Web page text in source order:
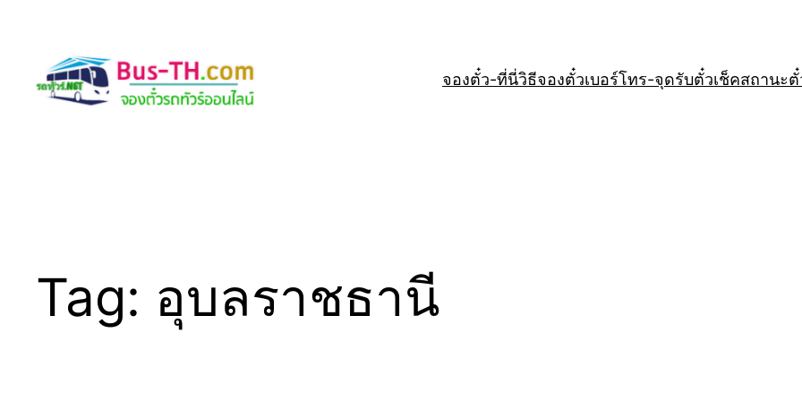
content
จองตั๋ว-ที่นี่วิธีจองตั๋วเบอร์โทร-จุดรับตั๋วเช็คสถานะตั๋
Tag: อุบลราชธานี